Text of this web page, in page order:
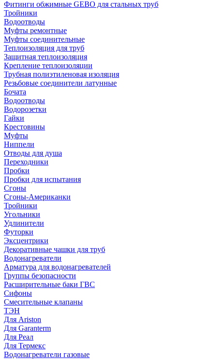
Фитинги обжимные GEBO для стальных труб
Тройники
Водоотводы
Муфты ремонтные
Муфты соединительные
Теплоизоляция для труб
Защитная теплоизоляция
Крепление теплоизоляции
Трубная полиэтиленовая изоляция
Резьбовые соединители латунные
Бочата
Водоотводы
Водорозетки
Гайки
Крестовины
Муфты
Ниппели
Отводы для душа
Переходники
Пробки
Пробки для испытания
Сгоны
Сгоны-Американки
Тройники
Угольники
Удлинители
Футорки
Эксцентрики
Декоративные чашки для труб
Водонагреватели
Арматура для водонагревателей
Группы безопасности
Расширительные баки ГВС
Сифоны
Смесительные клапаны
ТЭН
Для Ariston
Для Garanterm
Для Реал
Для Термекс
Водонагреватели газовые